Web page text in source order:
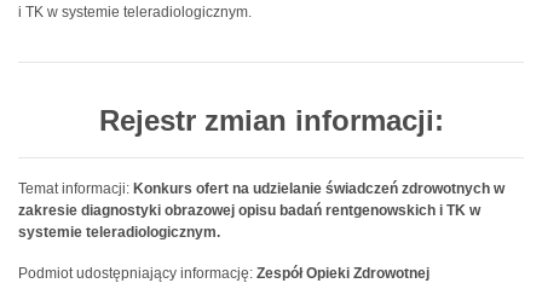
i TK w systemie teleradiologicznym.
Rejestr zmian informacji:
Temat informacji: Konkurs ofert na udzielanie świadczeń zdrowotnych w
zakresie diagnostyki obrazowej opisu badań rentgenowskich i TK w
systemie teleradiologicznym.
Podmiot udostępniający informację: Zespół Opieki Zdrowotnej